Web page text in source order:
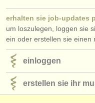
einloggen
erhalten sie job-updates
um loszulegen, loggen sie
ein oder erstellen sie einen
einloggen
erstellen sie ihr